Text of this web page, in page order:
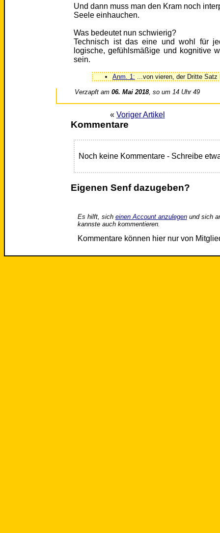
Und dann muss man den Kram noch
Seele einhauchen.
Was bedeutet nun schwierig?
Technisch ist das eine und wohl für
logische, gefühlsmäßige und kognitive
sein.
Anm. 1: ...von vieren, der Dritte
Verzapft am06. Mai 2018, so um 14 Uhr 49
« Voriger Artikel
Kommentare
Noch keine Kommentare - Schreibe
Eigenen Senf dazugeben?
Es hilft, sich einen Account anzulegenund sich
kannste auch kommentieren.
Kommentare können hier nur von